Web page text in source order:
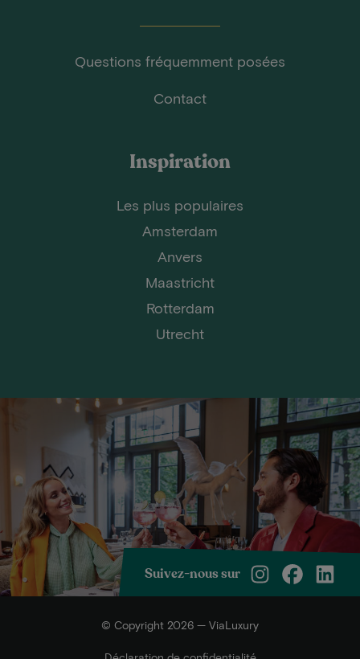
Questions fréquemment posées
Contact
Inspiration
Les plus populaires
Amsterdam
Anvers
Maastricht
Rotterdam
Utrecht
Suivez-nous sur
© Copyright 2026 — ViaLuxury